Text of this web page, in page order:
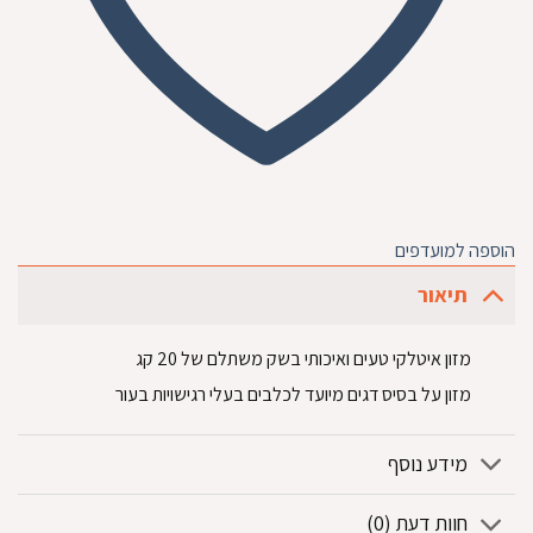
הוספה למועדפים
תיאור
מזון איטלקי טעים ואיכותי בשק משתלם של 20 קג
מזון על בסיס דגים מיועד לכלבים בעלי רגישויות בעור
מידע נוסף
חוות דעת (0)